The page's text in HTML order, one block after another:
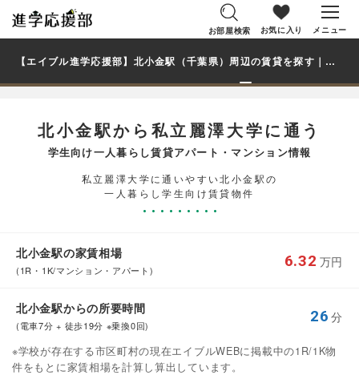
お部屋検索 お気に入り メニュー
【エイブル進学応援部】北小金駅（千葉県）周辺の賃貸を探す｜私立麗澤大学学生・大学生の一人暮らし向け賃貸マンション・アパート
北小金駅から私立麗澤大学に通う
学生向け一人暮らし賃貸アパート・マンション情報
私立麗澤大学に通いやすい北小金駅の
一人暮らし学生向け賃貸物件
北小金駅の家賃相場
(1R・1K/マンション・アパート)
6.32 万円
北小金駅からの所要時間
(電車7分 + 徒歩19分 ※乗換0回)
26 分
※学校が存在する市区町村の現在エイブルWEBに掲載中の1R/1K物
件をもとに家賃相場を計算し算出しています。